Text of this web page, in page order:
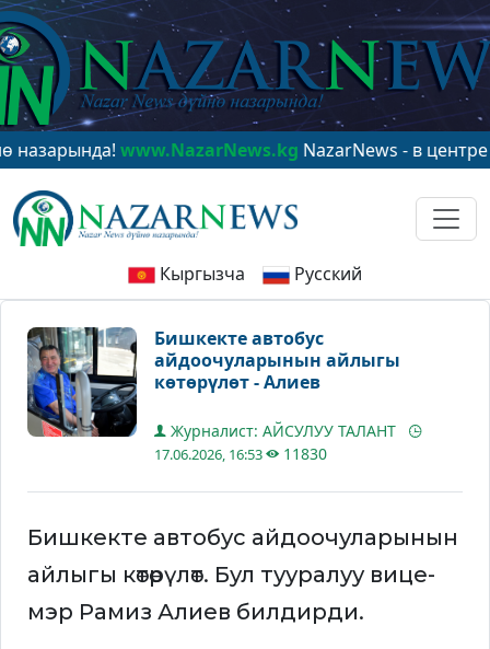
www.NazarNews.kgNazarNews - в центре
Кыргызча Русский
Бишкекте автобус
айдоочуларынын айлыгы
көтөрүлөт - Алиев
Журналист: АЙСУЛУУ ТАЛАНТ
17.06.2026, 16:53 11830
Бишкекте автобус айдоочуларынын
айлыгы көтөрүлөт. Бул тууралуу вице-
мэр Рамиз Алиев билдирди.